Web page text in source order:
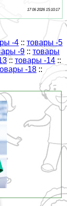
17 06 2026 15:10:17
-4 :: товары -5
-9 :: товары
:: товары -14 ::
-18 ::